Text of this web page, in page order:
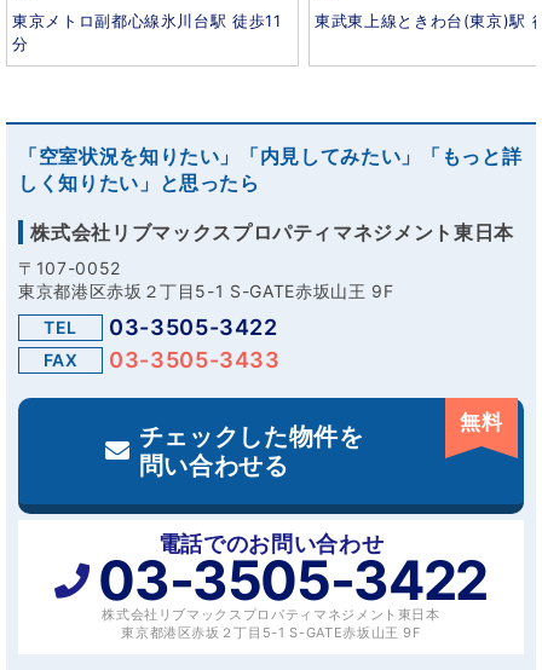
東京メトロ副都心線氷川台駅 徒歩11
分
東武東上線ときわ台(東京)駅
「空室状況を知りたい」「内見してみたい」「もっと詳
しく知りたい」と思ったら
株式会社リブマックスプロパティマネジメント東日本
〒107-0052
東京都港区赤坂２丁目5-1 S-GATE赤坂山王 9F
TEL
03-3505-3422
FAX 03-3505-3433
チェックした物件を
問い合わせる
無料
電話でのお問い合わせ
03-3505-3422
株式会社リブマックスプロパティマネジメント東日本
東京都港区赤坂２丁目5-1 S-GATE赤坂山王 9F